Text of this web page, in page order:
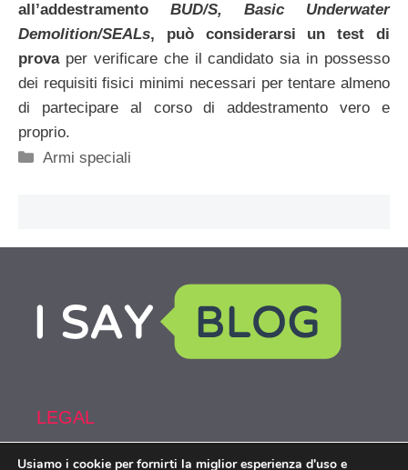
all’addestramento BUD/S, Basic Underwater
Demolition/SEALs, può considerarsi un test di
provaper verificare che il candidato sia in possesso
dei requisiti fisici minimi necessari per tentare almeno
di partecipare al corso di addestramento vero e
proprio.
Categorie
Armi speciali
LEGAL
Usiamo i cookie per fornirti la miglior esperienza d'uso e